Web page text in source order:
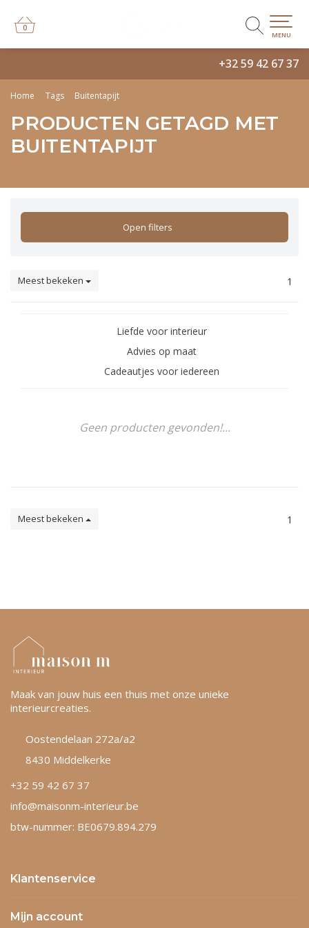
+32 59 42 67 37
0
0
MENU
Home Tags Buitentapijt
PRODUCTEN GETAGD MET
BUITENTAPIJT
Open filters
Meest bekeken 1
Liefde voor interieur
Advies op maat
Cadeautjes voor iedereen
Geen producten gevonden!...
Meest bekeken 1
Maak van jouw huis een thuis met onze unieke
interieurcreaties.
Oostendelaan 272a/a2
8430 Middelkerke
+32 59 42 67 37
info@maisonm-interieur.be
btw-nummer: BE0679.894.279
Klantenservice
Mijn account